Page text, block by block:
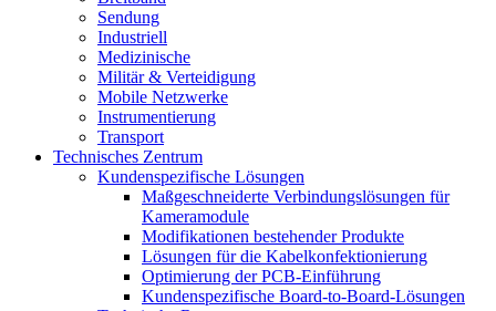
Sendung
Industriell
Medizinische
Militär & Verteidigung
Mobile Netzwerke
Instrumentierung
Transport
Technisches Zentrum
Kundenspezifische Lösungen
Maßgeschneiderte Verbindungslösungen für
Kameramodule
Modifikationen bestehender Produkte
Lösungen für die Kabelkonfektionierung
Optimierung der PCB-Einführung
Kundenspezifische Board-to-Board-Lösungen